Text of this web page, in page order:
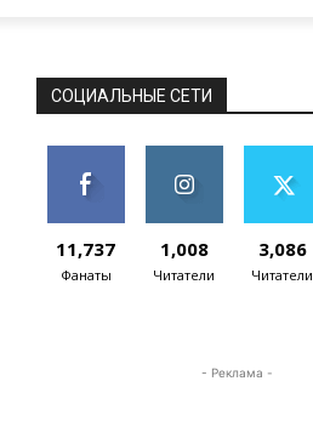
СОЦИАЛЬНЫЕ СЕТИ
11,737
Фанаты
1,008
Читатели
3,086
Читатели
- Реклама -